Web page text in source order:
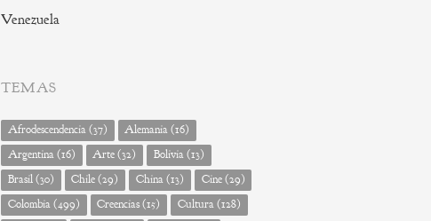
Venezuela
TEMAS
Afrodescendencia(37) Alemania(16)
Argentina(16) Arte(32) Bolivia(13)
Brasil(30) Chile(29) China(13) Cine(29)
Colombia(499) Creencias(15) Cultura(128)